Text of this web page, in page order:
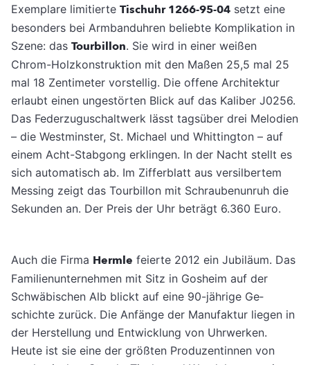
Exemplare limitierte Tischuhr 1266-95-04 setzt eine
besonders bei Armbanduhren beliebte Komplikation in
Sze­ne: das Tourbillon. Sie wird in einer weißen
Chrom-Holzkonstruktion mit den Maßen 25,5 mal 25
mal 18 Zentimeter vorstellig. Die offe­ne Architektur
erlaubt einen ungestörten Blick auf das Kaliber J0256.
Das Federzugu­schaltwerk lässt tagsüber drei Melodien
– die Westminster, St. Michael und Whitting­ton – auf
einem Acht-Stabgong erklingen. In der Nacht stellt es
sich automatisch ab. Im Zif­ferblatt aus versilbertem
Messing zeigt das Tourbillon mit Schraubenunruh die
Sekunden an. Der Preis der Uhr beträgt 6.360 Euro.
Auch die Firma Hermle feierte 2012 ein Jubiläum. Das
Familien­unternehmen mit Sitz in Gosheim auf der
Schwäbischen Alb blickt auf eine 90-jährige Ge­
schichte zurück. Die Anfänge der Manufaktur liegen in
der Herstellung und Entwicklung von Uhrwerken.
Heute ist sie eine der größten Produzentinnen von